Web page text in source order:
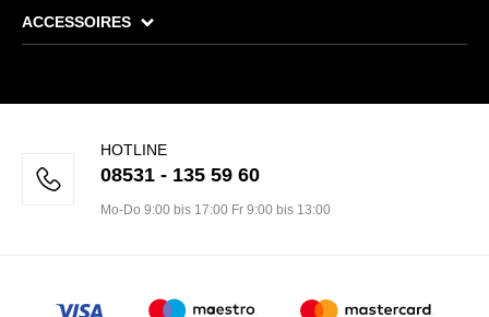
ACCESSOIRES
HOTLINE
08531 - 135 59 60
Mo-Do 9:00 bis 17:00 Fr 9:00 bis 13:00